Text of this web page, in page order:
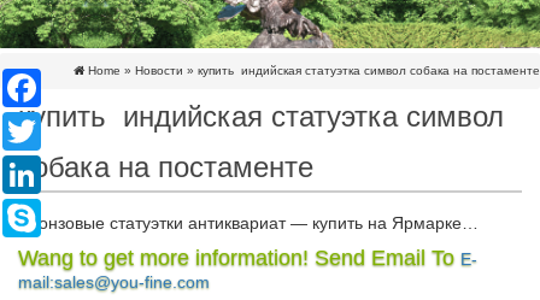
Home » Новости » купить индийская статуэтка символ собака на постаменте
купить индийская статуэтка символ
собака на постаменте
Бронзовые статуэтки антиквариат — купить на Ярмарке…
Бронзовые статуэтки антиквариат — купить или заказать в
интернет-магазине на Ярмарке Мастеров с доставкой по
Wang to get more information! Send Email To E-
mail:sales@you-fine.com
Facebook
Twitter
LinkedIn